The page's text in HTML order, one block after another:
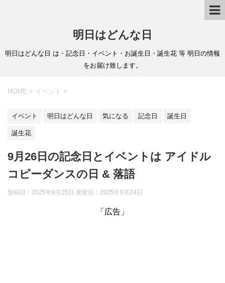
明日はどんな日
明日はどんな日 は・記念日・イベント・お誕生日・誕生花 等 明日の情報
をお届け致します。
HOME > イベント >
イベント 明日はどんな日 気になる 記念日 誕生日
誕生花
9月26日の記念日とイベントは アイドル
コピーダンスの日 & 落語
投稿日：2025年9月25日 更新日： 2025年9月24日
「広告」